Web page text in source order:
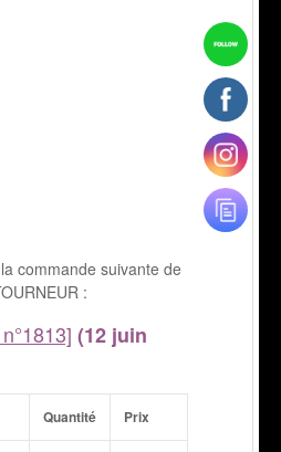
commande suivante de
:
(12 juin
Quantité Prix